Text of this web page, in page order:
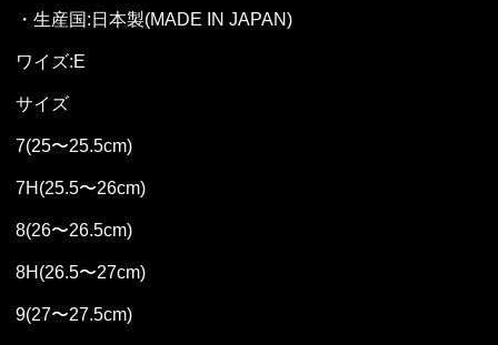
・生産国:日本製(MADE IN JAPAN)
ワイズ:E
サイズ
7(25〜25.5cm)
7H(25.5〜26cm)
8(26〜26.5cm)
8H(26.5〜27cm)
9(27〜27.5cm)